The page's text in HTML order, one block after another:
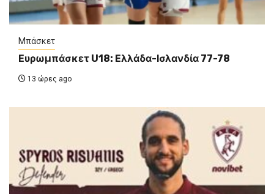
Μπάσκετ
Ευρωμπάσκετ U18: Ελλάδα-Ισλανδία 77-78
13 ώρες ago